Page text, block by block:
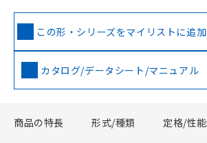
この形・シリーズをマイリストに追加
カタログ/データシート/マニュアル
商品の特長 形式/種類 定格/性能